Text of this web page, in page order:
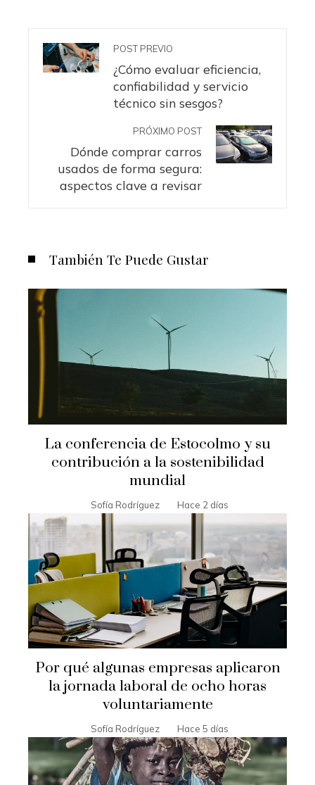
POST PREVIO
¿Cómo evaluar eficiencia,
confiabilidad y servicio
técnico sin sesgos?
PRÓXIMO POST
Dónde comprar carros
usados de forma segura:
aspectos clave a revisar
También Te Puede Gustar
La conferencia de Estocolmo y su
contribución a la sostenibilidad
mundial
Sofía Rodríguez Hace 2 días
Por qué algunas empresas aplicaron
la jornada laboral de ocho horas
voluntariamente
Sofía Rodríguez Hace 5 días